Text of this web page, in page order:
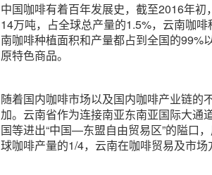
中国咖啡有着百年发展史，截至2016年
14万吨，占全球总产量的1.5%，云南咖
南咖啡种植面积和产量都占到全国的99%
原特色商品。
随着国内咖啡市场以及国内咖啡产业链的
加。云南省作为连接南亚东南亚国际大通
国等进出“中国—东盟自由贸易区”的隘口
球咖啡产量的1/4，云南在咖啡贸易及市场